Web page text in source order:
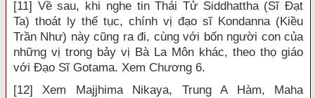
[11] Về sau, khi nghe tin Thái Tử Siddhattha (Sĩ Đạt
Ta) thoát ly thế tục, chính vị đạo sĩ Kondanna (Kiều
Trần Như) này cũng ra đi, cùng với bốn người con của
những vị trong bảy vị Bà La Môn khác, theo thọ giáo
với Đạo Sĩ Gotama. Xem Chương 6.
[12] Xem Majjhima Nikaya, Trung A Hàm, Maha